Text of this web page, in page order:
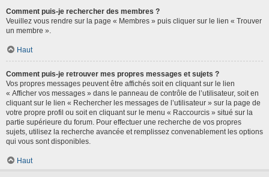
Comment puis-je rechercher des membres ?
Veuillez vous rendre sur la page « Membres » puis cliquer sur le lien « Trouver
un membre ».
Haut
Comment puis-je retrouver mes propres messages et sujets ?
Vos propres messages peuvent être affichés soit en cliquant sur le lien
« Afficher vos messages » dans le panneau de contrôle de l’utilisateur, soit en
cliquant sur le lien « Rechercher les messages de l’utilisateur » sur la page de
votre propre profil ou soit en cliquant sur le menu « Raccourcis » situé sur la
partie supérieure du forum. Pour effectuer une recherche de vos propres
sujets, utilisez la recherche avancée et remplissez convenablement les options
qui vous sont disponibles.
Haut